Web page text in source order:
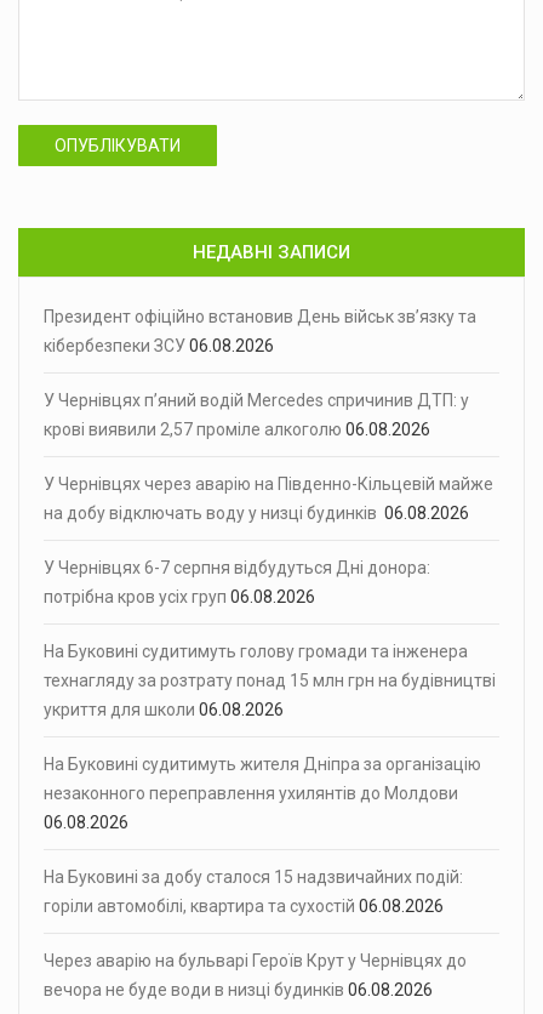
ОПУБЛІКУВАТИ
НЕДАВНІ ЗАПИСИ
Президент офіційно встановив День військ зв’язку та
кібербезпеки ЗСУ06.08.2026
У Чернівцях п’яний водій Mercedes спричинив ДТП: у
крові виявили 2,57 проміле алкоголю 06.08.2026
У Чернівцях через аварію на Південно-Кільцевій майже
на добу відключать воду у низці будинків 06.08.2026
У Чернівцях 6-7 серпня відбудуться Дні донора:
потрібна кров усіх груп 06.08.2026
На Буковині судитимуть голову громади та інженера
технагляду за розтрату понад 15 млн грн на будівництві
укриття для школи 06.08.2026
На Буковині судитимуть жителя Дніпра за організацію
незаконного переправлення ухилянтів до Молдови
06.08.2026
На Буковині за добу сталося 15 надзвичайних подій:
горіли автомобілі, квартира та сухостій 06.08.2026
Через аварію на бульварі Героїв Крут у Чернівцях до
вечора не буде води в низці будинків 06.08.2026